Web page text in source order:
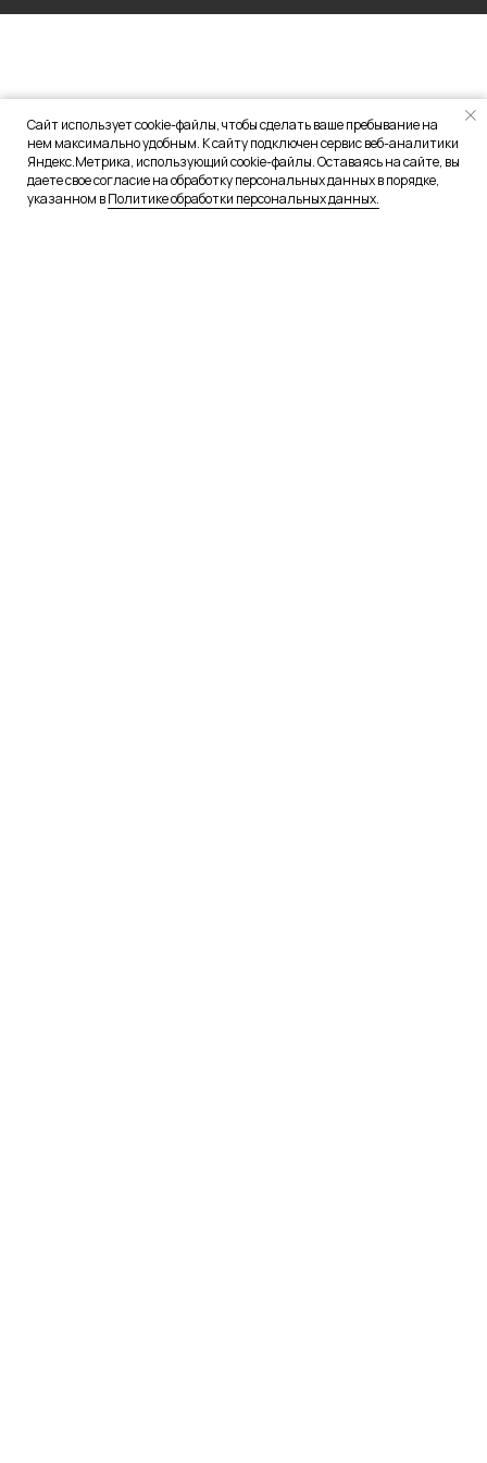
Сайт использует cookie-файлы, чтобы сделать ваше пребывание на
нем максимально удобным. К сайту подключен сервис веб-аналитики
Яндекс.Метрика, использующий cookie-файлы. Оставаясь на сайте, вы
даете свое согласие на обработку персональных данных в порядке,
указанном вПолитике обработки персональных данных.